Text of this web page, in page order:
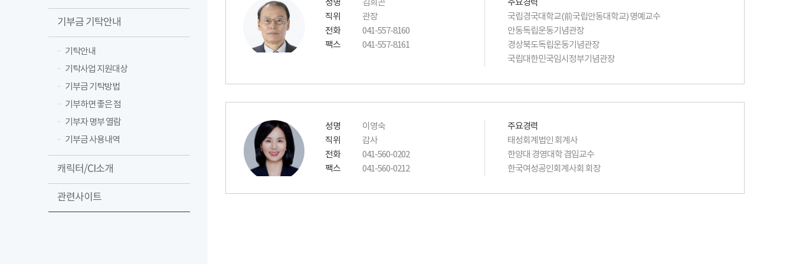
기부금 기탁안내
기탁안내
기탁사업 지원대상
기부금 기탁방법
기부하면 좋은 점
기부자 명부 열람
기부금 사용내역
캐릭터/CI소개
관련사이트
성명
김희곤
직위
관장
전화
041-557-8160
팩스
041-557-8161
주요경력
국립경국대학교(前국립안동대학교) 명예교수
안동독립운동기념관장
경상북도독립운동기념관장
국립대한민국임시정부기념관장
성명
이영숙
직위
감사
전화
041-560-0202
팩스
041-560-0212
주요경력
태성회계법인 회계사
한양대 경영대학 겸임교수
한국여성공인회계사회 회장